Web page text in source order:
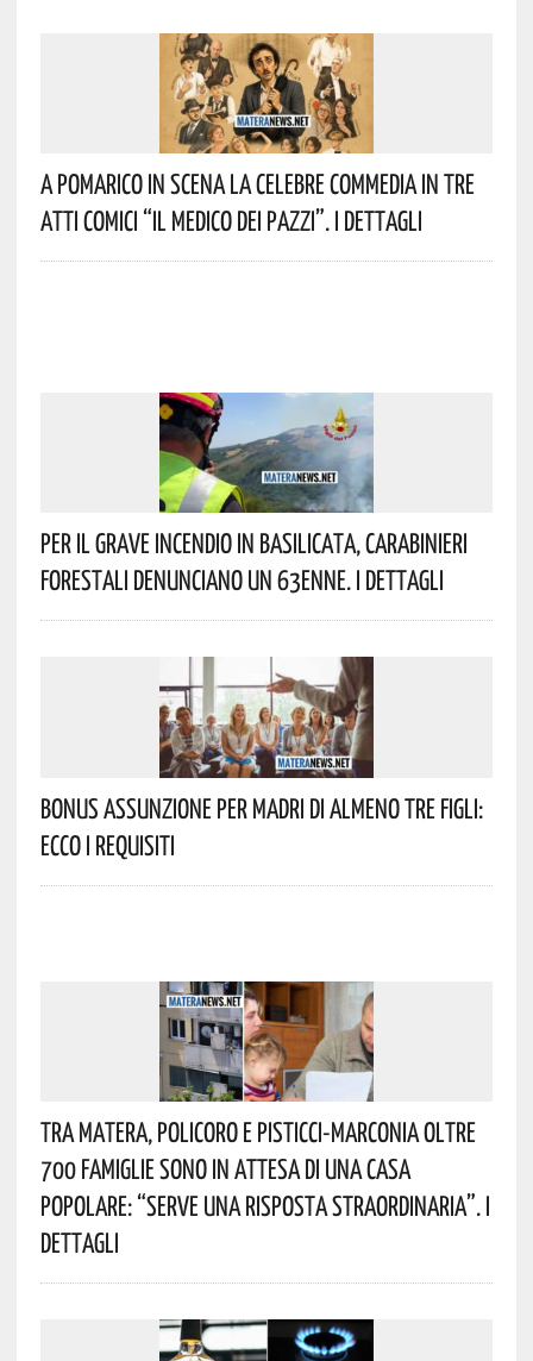
A Pomarico In Scena La Celebre Commedia In Tre
Atti Comici “Il Medico Dei Pazzi”. I Dettagli
Per Il Grave Incendio In Basilicata, Carabinieri
Forestali Denunciano Un 63enne. I Dettagli
Bonus Assunzione Per Madri Di Almeno Tre Figli:
Ecco I Requisiti
Tra Matera, Policoro E Pisticci-Marconia Oltre
700 Famiglie Sono In Attesa Di Una Casa
Popolare: “serve Una Risposta Straordinaria”. I
Dettagli